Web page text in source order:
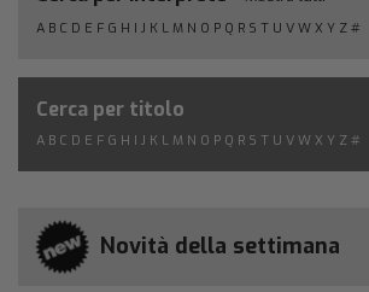
A B C D E F G H I J K L M N O P Q R S T U V W X Y Z #
Cerca per titolo
A B C D E F G H I J K L M N O P Q R S T U V W X Y Z #
Novità della settimana